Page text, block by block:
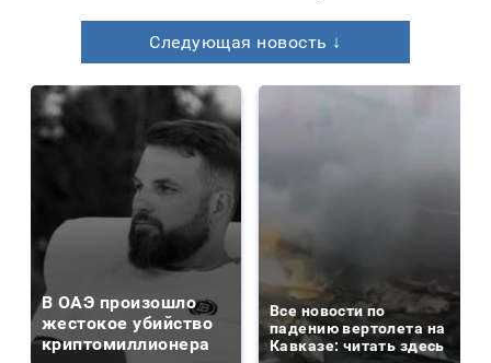
Следующая новость ↓
В ОАЭ произошло
жестокое убийство
криптомиллионера
Все новости по
падению вертолета на
Кавказе: читать здесь